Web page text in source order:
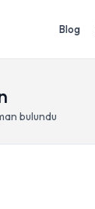
Blog
bulundu